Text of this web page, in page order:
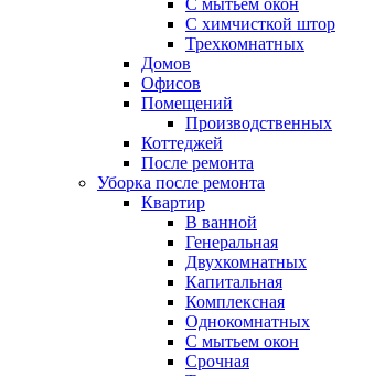
С мытьем окон
С химчисткой штор
Трехкомнатных
Домов
Офисов
Помещений
Производственных
Коттеджей
После ремонта
Уборка после ремонта
Квартир
В ванной
Генеральная
Двухкомнатных
Капитальная
Комплексная
Однокомнатных
С мытьем окон
Срочная